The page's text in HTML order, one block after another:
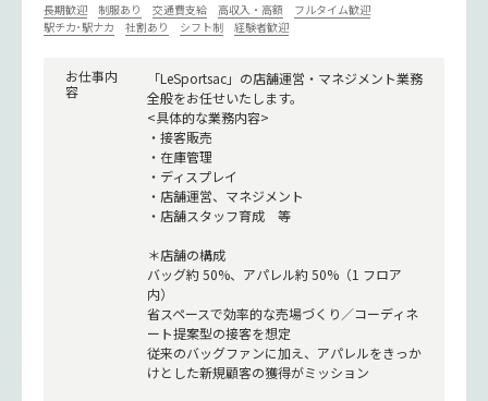
長期歓迎 制服あり 交通費支給 高収入・高額
フルタイム歓迎
駅チカ･駅ナカ
社割あり シフト制 経験者歓迎
お仕事内
容
「LeSportsac」の店舗運営・マネジメント業務
全般をお任せいたします。
<具体的な業務内容>
・接客販売
・在庫管理
・ディスプレイ
・店舗運営、マネジメント
・店舗スタッフ育成 等
＊店舗の構成
バッグ約 50%、アパレル約 50%（1 フロア
内）
省スペースで効率的な売場づくり／コーディネ
ート提案型の接客を想定
従来のバッグファンに加え、アパレルをきっか
けとした新規顧客の獲得がミッション